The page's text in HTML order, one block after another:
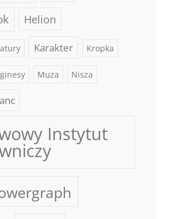
Helion
Karakter Kropka
Muza Nisza
Instytut